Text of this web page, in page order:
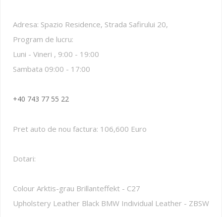
Adresa: Spazio Residence, Strada Safirului 20,
Program de lucru:
Luni - Vineri , 9:00 - 19:00
Sambata 09:00 - 17:00
+40 743 77 55 22
Pret auto de nou factura: 106,600 Euro
Dotari:
Colour Arktis-grau Brillanteffekt - C27
Upholstery Leather Black BMW Individual Leather - ZBSW